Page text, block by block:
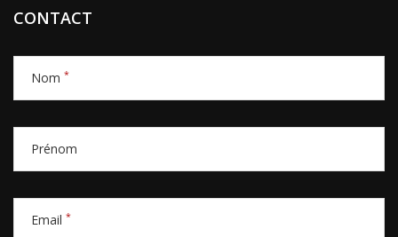
CONTACT
Nom *
Prénom
Email *